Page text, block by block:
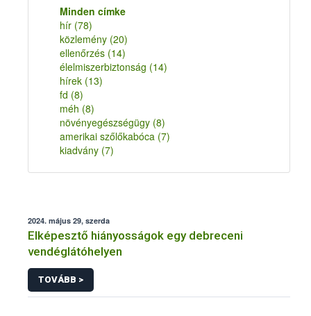
Minden címke
hír (78)
közlemény (20)
ellenőrzés (14)
élelmiszerbiztonság (14)
hírek (13)
fd (8)
méh (8)
növényegészségügy (8)
amerikai szőlőkabóca (7)
kiadvány (7)
2024. május 29, szerda
Elképesztő hiányosságok egy debreceni
vendéglátóhelyen
TOVÁBB >